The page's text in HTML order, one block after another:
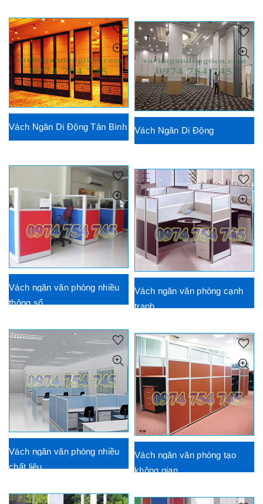
Vách Ngăn Di Động Tân Bình Vách Ngăn Di Động
Vách ngăn văn phòng nhiều
thông số
Vách ngăn văn phòng cạnh
tranh
Vách ngăn văn phòng nhiều
chất liệu
Vách ngăn văn phòng tạo
không gian